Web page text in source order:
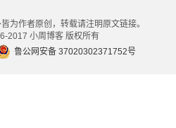
为作者原创，转载请注明原文链接。
2017 小周博客 版权所有
鲁公网安备 37020302371752号